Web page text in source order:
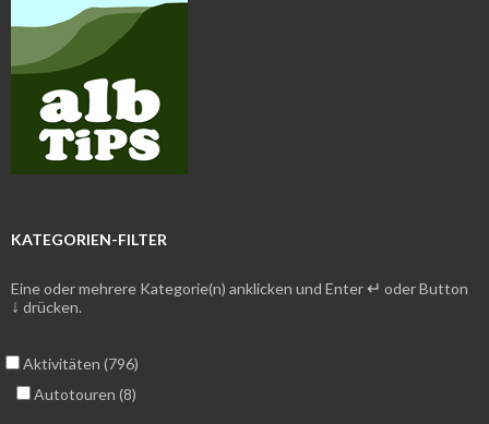
KATEGORIEN-FILTER
Eine oder mehrere Kategorie(n) anklicken und Enter ↵ oder Button
↓ drücken.
Aktivitäten (796)
Autotouren (8)